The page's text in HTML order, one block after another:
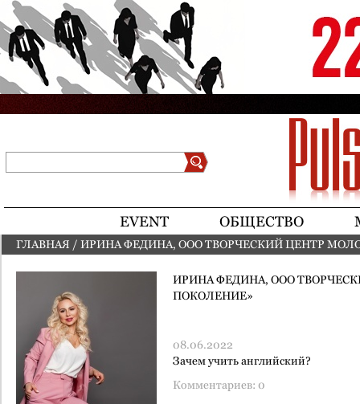
Jump to navigation
EVENT ОБЩЕСТВО
ВЫ ЗДЕСЬ
ГЛАВНАЯ / ИРИНА ФЕДИНА, ООО ТВОРЧЕСКИЙ ЦЕНТР
ИРИНА ФЕДИНА, ООО
ПОКОЛЕНИЕ»
08.06.2022
Зачем учить английский?
Комментариев: 0